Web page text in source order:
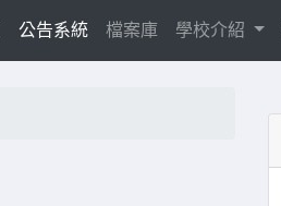
(current)
公告系統 檔案庫 學校介紹